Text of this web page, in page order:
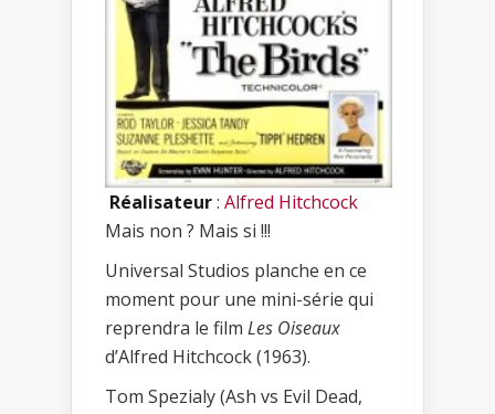
Réalisateur: Alfred Hitchcock
Mais non ? Mais si !!!
Universal Studios planche en ce
moment pour une mini-série qui
reprendra le film Les Oiseaux
d’Alfred Hitchcock (1963).
Tom Spezialy (Ash vs Evil Dead,